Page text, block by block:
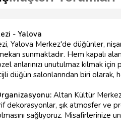
- Yalova
Yalova Merkez'de düğünler,
sunmaktadır. Hem kapalı
anlarınızı unutulmaz kılmak için
düğün salonlarından biri
Altan Kültür
dekorasyonlar, şık atmosfer ve
sağlıyoruz. Misafirlerinize